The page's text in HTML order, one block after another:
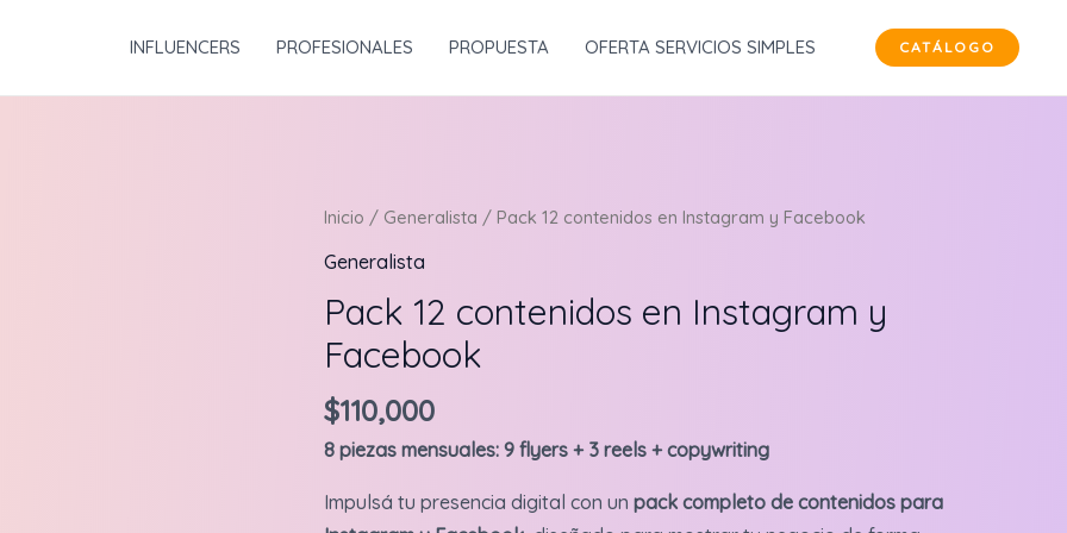
INFLUENCERS PROFESIONALES PROPUESTA OFERTA SERVICIOS SIMPLES CATÁLOGO
Inicio / Generalista / Pack 12 contenidos en Instagram y Facebook
Generalista
Pack 12 contenidos en Instagram y
Facebook
$110,000
8 piezas mensuales: 9 flyers + 3 reels + copywriting
Impulsá tu presencia digital con un pack completo de contenidos para